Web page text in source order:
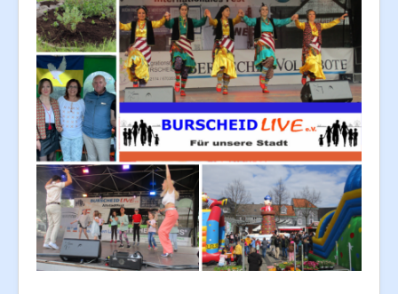
Mitglied werden
Partner/Unterstützer